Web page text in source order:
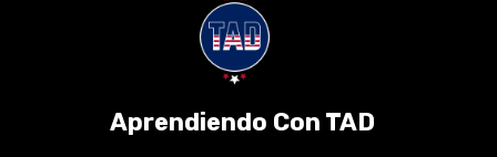
Aprendiendo Con TAD